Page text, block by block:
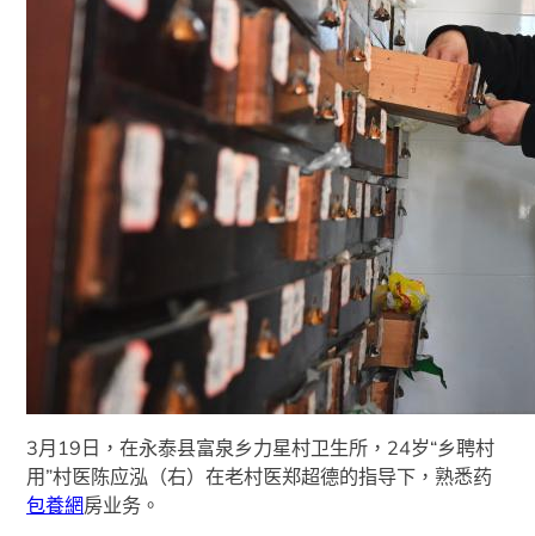
3月19日，在永泰县富泉乡力星村卫生所，24岁“乡聘村
用”村医陈应泓（右）在老村医郑超德的指导下，熟悉药
包養網房业务。